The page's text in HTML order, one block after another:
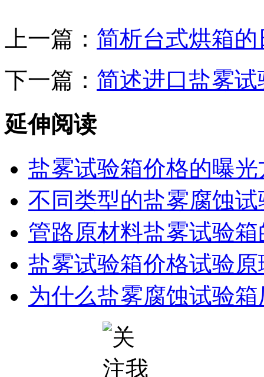
上一篇： 简析台式烘箱
下一篇： 简述进口盐雾
延伸阅读
盐雾试验箱价格的曝光
不同类型的盐雾腐蚀试
管路原材料盐雾试验箱
盐雾试验箱价格试验原
为什么盐雾腐蚀试验箱